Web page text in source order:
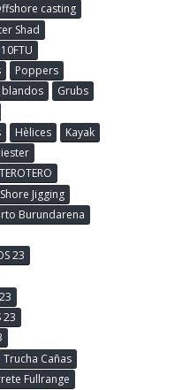
casting
Shad
10FTU
Poppers
blandos
Grubs
Hèlices
Kayak
TEROTERO
Jigging
Burundarena
23
23
Trucha Cañas
Fullrange